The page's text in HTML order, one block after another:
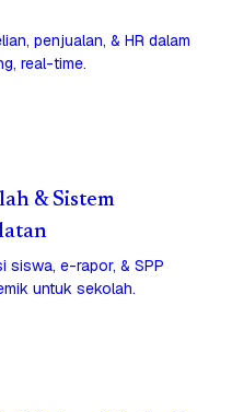
penjualan, & HR dalam
real-time.
& Sistem
siswa, e-rapor, & SPP
untuk sekolah.